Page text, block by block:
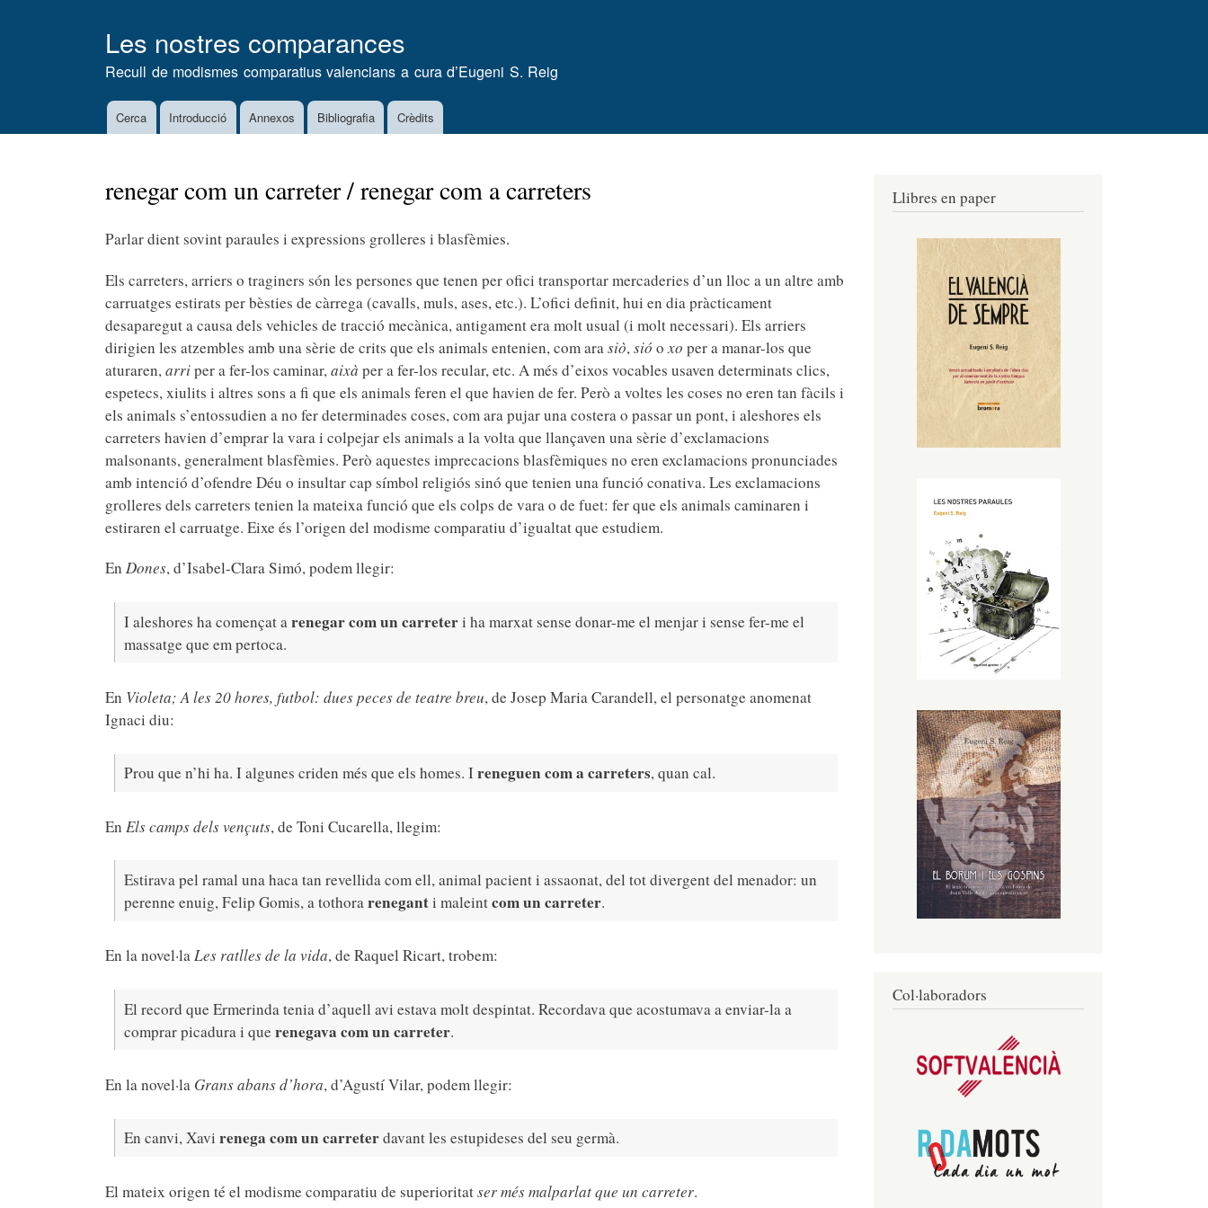
Les nostres comparances
Recull de modismes comparatius valencians a cura d’Eugeni S. Reig
MainCerca Introducció Annexos Bibliografia Crèdits
renegar com un carreter / renegar com a carreters
Parlar dient sovint paraules i expressions grolleres i blasfèmies.
Els carreters, arriers o traginers són les persones que tenen per ofici transportar mercaderies d’un lloc a un altre amb
carruatges estirats per bèsties de càrrega (cavalls, muls, ases, etc.). L’ofici definit, hui en dia pràcticament
desaparegut a causa dels vehicles de tracció mecànica, antigament era molt usual (i molt necessari). Els arriers
dirigien les atzembles amb una sèrie de crits que els animals entenien, com arasiò,sió oxo per a manar-los que
aturaren,arriper a fer-los caminar,aixà per a fer-los recular, etc. A més d’eixos vocables usaven determinats clics,
espetecs, xiulits i altres sons a fi que els animals feren el que havien de fer. Però a voltes les coses no eren tan fàcils i
els animals s’entossudien a no fer determinades coses, com ara pujar una costera o passar un pont, i aleshores els
carreters havien d’emprar la vara i colpejar els animals a la volta que llançaven una sèrie d’exclamacions
malsonants, generalment blasfèmies. Però aquestes imprecacions blasfèmiques no eren exclamacions pronunciades
amb intenció d’ofendre Déu o insultar cap símbol religiós sinó que tenien una funció conativa. Les exclamacions
grolleres dels carreters tenien la mateixa funció que els colps de vara o de fuet: fer que els animals caminaren i
estiraren el carruatge. Eixe és l’origen del modisme comparatiu d’igualtat que estudiem.
En Dones, d’Isabel-Clara Simó, podem llegir:
I aleshores ha començat a renegar com un carreteri ha marxat sense donar-me el menjar i sense fer-me el
massatge que em pertoca.
En Violeta; A les 20 hores, futbol: dues peces de teatre breu,de Josep Maria Carandell, el personatge anomenat
Ignaci diu:
Prou que n’hi ha. I algunes criden més que els homes. Ireneguen com a carreters, quan cal.
En Els camps dels vençuts, de Toni Cucarella, llegim:
Estirava pel ramal una haca tan revellida com ell, animal pacient i assaonat, del tot divergent del menador: un
perenne enuig, Felip Gomis, a tothorareneganti maleintcom un carreter.
En la novel·laLes ratlles de la vida, de Raquel Ricart, trobem:
El record que Ermerinda tenia d’aquell avi estava molt despintat. Recordava que acostumava a enviar-la a
comprar picadura i que renegava com un carreter.
En la novel·la Grans abans d’hora, d’Agustí Vilar, podem llegir:
En canvi, Xavi renega com un carreterdavant les estupideses del seu germà.
El mateix origen té el modisme comparatiu de superioritatser més malparlat que un carreter.
Llibres en paper
Col·laboradors